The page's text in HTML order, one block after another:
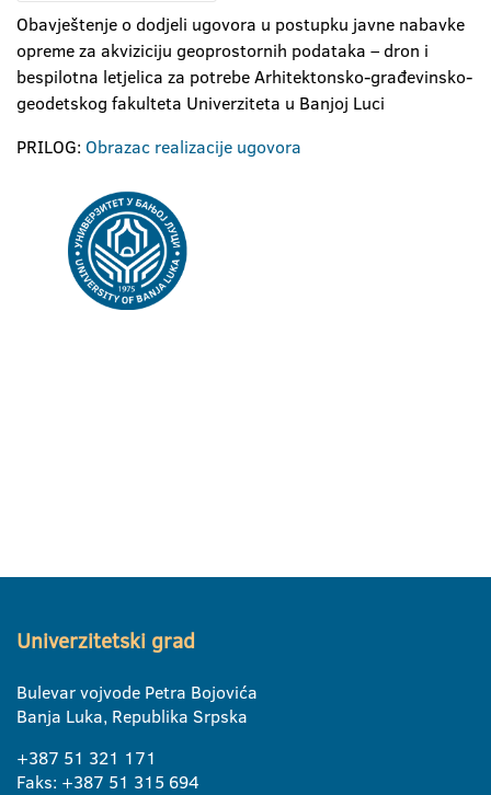
Obavještenje o dodjeli ugovora u postupku javne nabavke
opreme za akviziciju geoprostornih podataka – dron i
bespilotna letjelica za potrebe Arhitektonsko-građevinsko-
geodetskog fakulteta Univerziteta u Banjoj Luci
PRILOG: Obrazac realizacije ugovora
Univerzitetski grad
Bulevar vojvode Petra Bojovića
Banja Luka, Republika Srpska
+387 51 321 171
Faks: +387 51 315 694